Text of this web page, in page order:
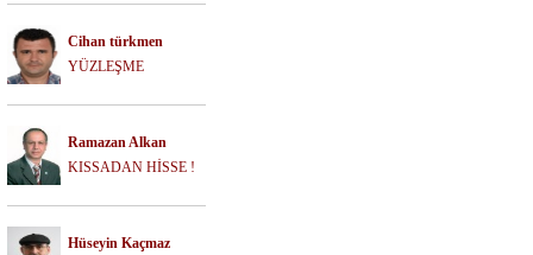
Cihan türkmen
YÜZLEŞME
Ramazan Alkan
KISSADAN HİSSE !
Hüseyin Kaçmaz